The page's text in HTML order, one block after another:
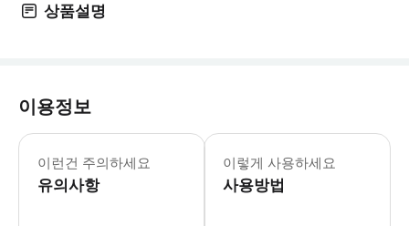
상품설명
이용정보
이런건 주의하세요
유의사항
[주의사항] 1. 이 상품은 자동예약 상
이렇게 사용하세요
사용방법